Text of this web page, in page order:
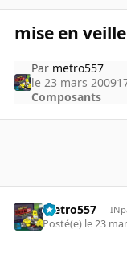
mise en
Par metro557
le 23 mars 2009
Composants
metro557
Posté(e) le 23